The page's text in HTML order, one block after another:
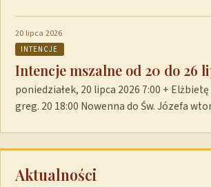
20 lipca 2026
INTENCJE
Intencje mszalne od 20 do 26
poniedziałek, 20 lipca 2026 7:00 +
greg. 20 18:00 Nowenna do Św. Józefa
Aktualności